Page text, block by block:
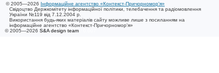
© 2005—2026 Інформаційне агентство «Контекст-Причорномор'я»
Свідоцтво Держкомітету інформаційної політики, телебачення та радіомовлення
України №119 від 7.12.2004 р.
Використання будь-яких матеріалів сайту можливе лише з посиланням на
інформаційне агентство «Контекст-Причорномор'я»
© 2005—2026 S&A design team